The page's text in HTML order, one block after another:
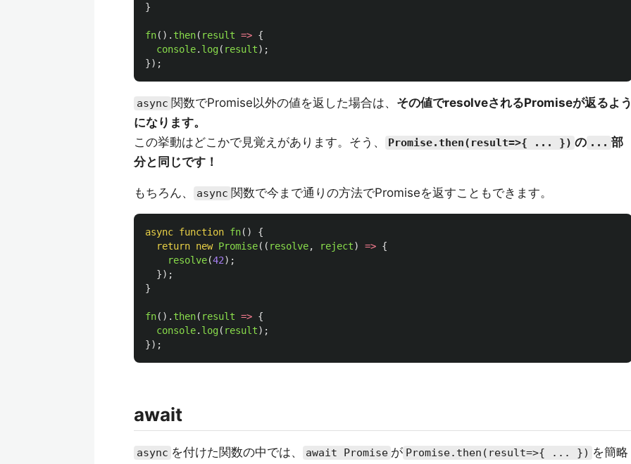
}
fn(). then( result => {
console. log( result);
});
async 関数でPromise以外の値を返した場合は、 その値でresolveされるPromiseが返るよ
になります。
この挙動はどこかで見覚えがあります。そう、
Promise.then(result=>{ ... }) の ... 部
分と同じです！
もちろん、 async 関数で今まで通りの方法でPromiseを返すこともできます。
async function fn()
{
return new Promise(( resolve, reject) => {
resolve(42);
});
}
fn(). then( result => {
console. log( result);
});
await
async を付けた関数の中では、 await Promise が Promise.then(result=>{ ... }) を簡略